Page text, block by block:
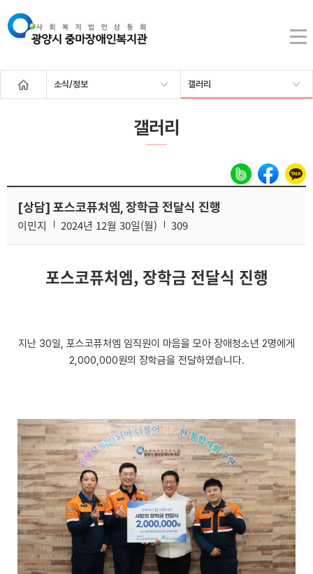
소식/정보 갤러리
갤러리
[상담] 포스코퓨처엠, 장학금 전달식 진행
이민지 2024년 12월 30일(월) 309
포스코퓨처엠, 장학금 전달식 진행
지난 30일, 포스코퓨처엠 임직원이 마음을 모아 장애청소년 2명에게
2,000,000원의 장학금을 전달하였습니다.